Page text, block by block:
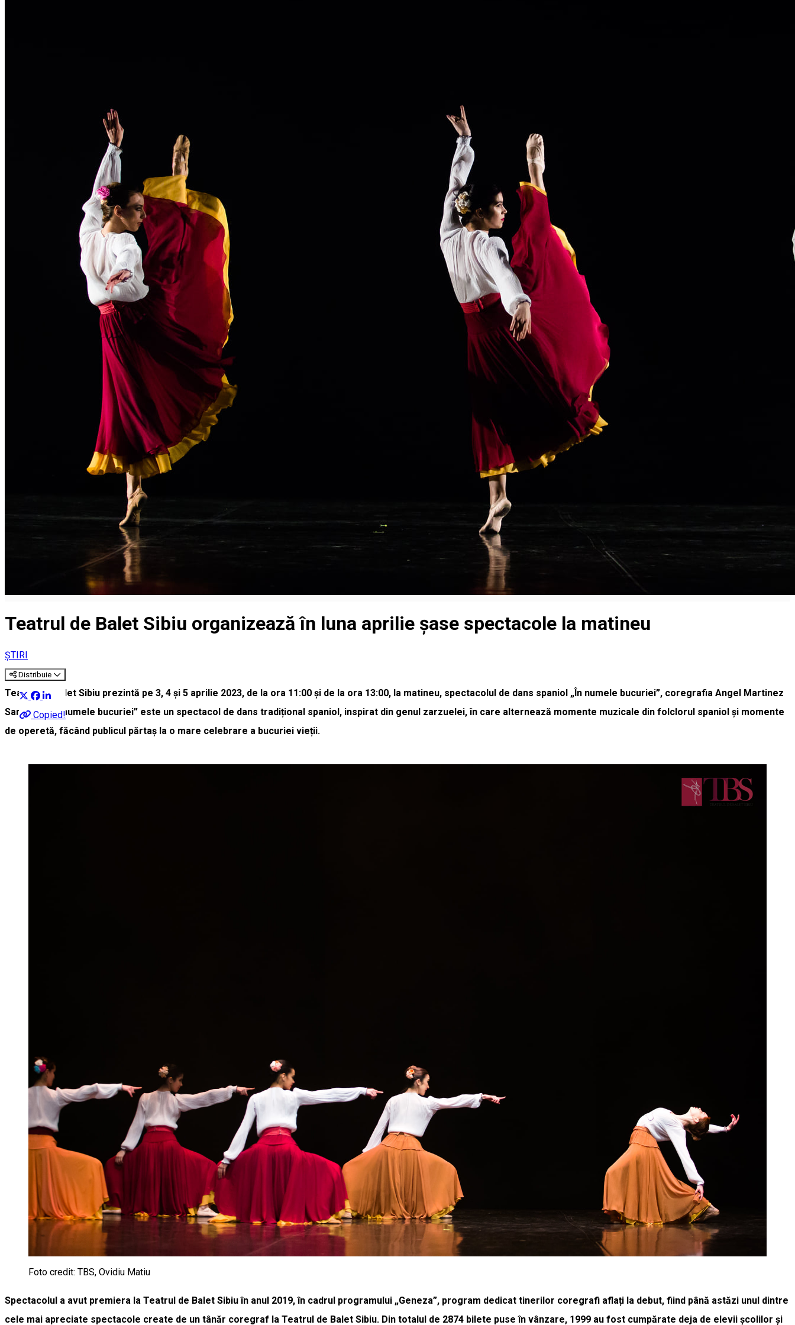
Teatrul de Balet Sibiu organizează în luna aprilie șase spectacole la matineu
ȘTIRI
Distribuie
Copied!
Teatrul de Balet Sibiu prezintă pe 3, 4 și 5 aprilie 2023, de la ora 11:00 și de la ora 13:00, la matineu, spectacolul de dans spaniol „În numele bucuriei”, coregrafia Angel Martinez
Sanchez. „În numele bucuriei” este un spectacol de dans tradițional spaniol, inspirat din genul zarzuelei, în care alternează momente muzicale din folclorul spaniol și momente
de operetă, făcând publicul părtaș la o mare celebrare a bucuriei vieții.
Foto credit: TBS, Ovidiu Matiu
Spectacolul a avut premiera la Teatrul de Balet Sibiu în anul 2019, în cadrul programului „Geneza”, program dedicat tinerilor coregrafi aflați la debut, fiind până astăzi unul dintre
cele mai apreciate spectacole create de un tânăr coregraf la Teatrul de Balet Sibiu. Din totalul de 2874 bilete puse în vânzare, 1999 au fost cumpărate deja de elevii școlilor și